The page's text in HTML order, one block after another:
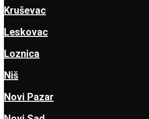
Kruševac
Leskovac
Loznica
Niš
Novi Pazar